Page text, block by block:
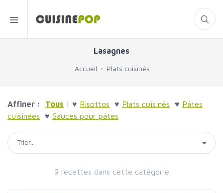
Lasagnes
Accueil Plats cuisinés
Affiner : Tous | ♥ Risottos ♥ Plats cuisinés ♥ Pâtes
cuisinées ♥ Sauces pour pâtes
9 recettes dans cette catégorie